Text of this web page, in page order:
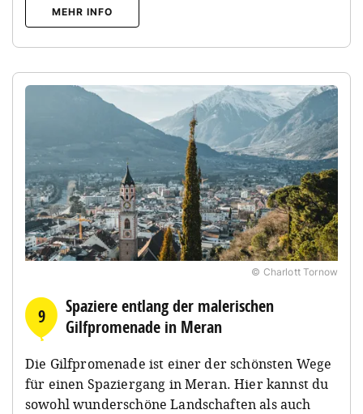
MEHR INFO
© Charlott Tornow
9
Spaziere entlang der malerischen
Gilfpromenade in Meran
Die Gilfpromenade ist einer der schönsten Wege
für einen Spaziergang in Meran. Hier kannst du
sowohl wunderschöne Landschaften als auch